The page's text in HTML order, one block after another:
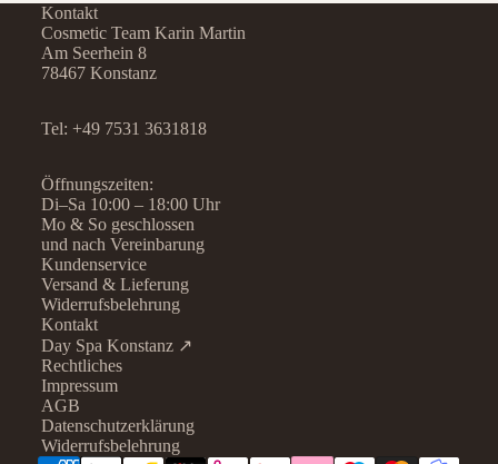
Kontakt
Cosmetic Team Karin Martin
Am Seerhein 8
78467 Konstanz
Tel: +49 7531 3631818
Öffnungszeiten:
Di–Sa 10:00 – 18:00 Uhr
Mo & So geschlossen
und nach Vereinbarung
Kundenservice
Versand & Lieferung
Widerrufsbelehrung
Kontakt
Day Spa Konstanz ↗
Rechtliches
Impressum
AGB
Datenschutzerklärung
Widerrufsbelehrung
Datenschutzerklärung
Widerrufsrecht
AGB